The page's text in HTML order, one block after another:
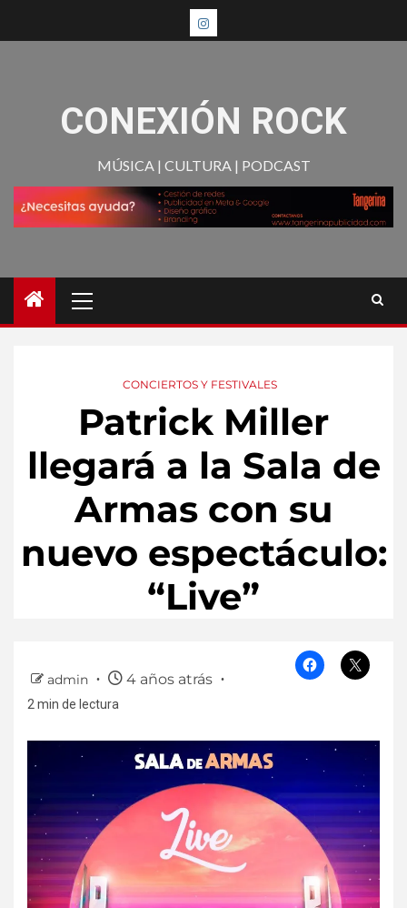
CONEXIÓN ROCK
MÚSICA | CULTURA | PODCAST
CONCIERTOS Y FESTIVALES
Patrick Miller
llegará a la Sala de
Armas con su
nuevo espectáculo:
“Live”
admin 4 años atrás
2 min de lectura